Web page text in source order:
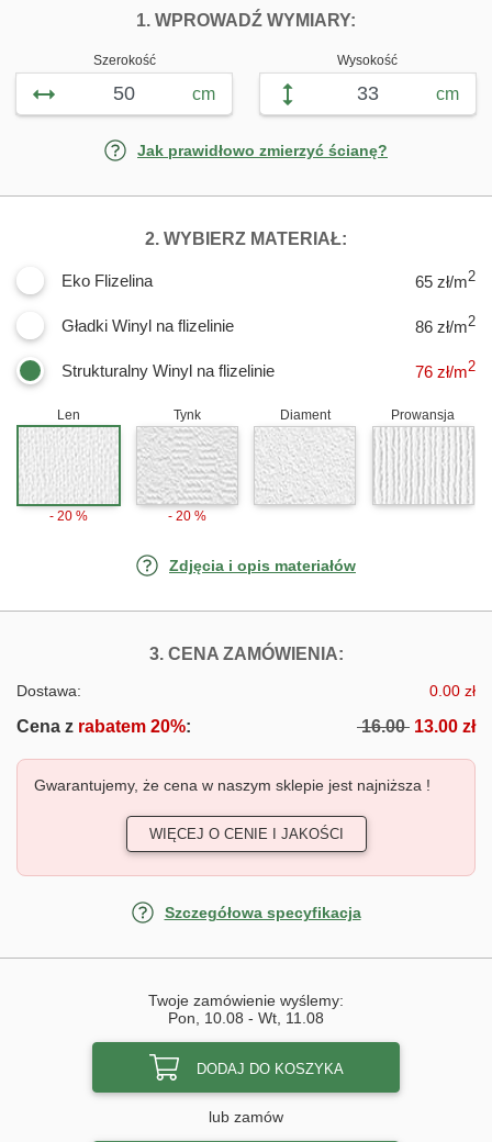
1. WPROWADŹ WYMIARY:
Szerokość
cm
Wysokość
cm
Jak prawidłowo zmierzyć ścianę?
2. WYBIERZ MATERIAŁ:
Eko Flizelina 65 zł/m2
Gładki Winyl na flizelinie 86 zł/m2
Strukturalny Winyl na flizelinie 76 zł/m2
Len
- 20 %
Tynk
- 20 %
Diament Prowansja
Zdjęcia i opis materiałów
3. CENA ZAMÓWIENIA:FOTOTAPETY
Dostawa: 0.00 zł
Cena z rabatem 20%: 16.00 13.00 zł
Gwarantujemy, że cena w naszym sklepie jest najniższa !
WIĘCEJ O CENIE I JAKOŚCI
Szczegółowa specyfikacja
Twoje zamówienie wyślemy:
Pon, 10.08 - Wt, 11.08
DODAJ DO KOSZYKA
lub zamów